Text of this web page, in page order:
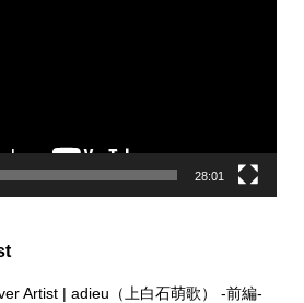
28:01
Artist | adieu（上白石萌歌） -前編-